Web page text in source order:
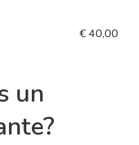
€ 40,00
un